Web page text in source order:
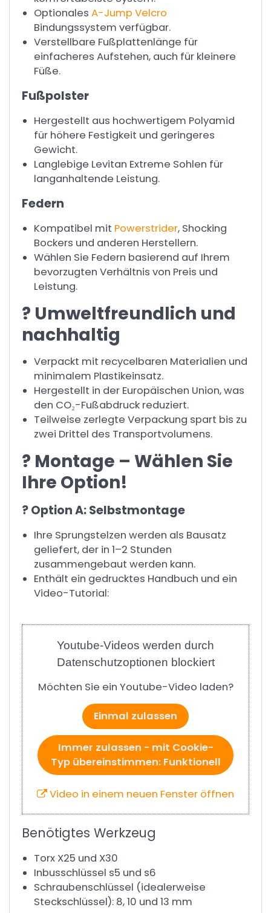
Optionales A-Jump Velcro
Bindungssystem verfügbar.
Verstellbare Fußplattenlänge für
einfacheres Aufstehen, auch für kleinere
Füße.
Fußpolster
Hergestellt aus hochwertigem Polyamid
für höhere Festigkeit und geringeres
Gewicht.
Langlebige Levitan Extreme Sohlen für
langanhaltende Leistung.
Federn
Kompatibel mit Powerstrider, Shocking
Bockers und anderen Herstellern.
Wählen Sie Federn basierend auf Ihrem
bevorzugten Verhältnis von Preis und
Leistung.
? Umweltfreundlich und
nachhaltig
Verpackt mit recycelbaren Materialien und
minimalem Plastikeinsatz.
Hergestellt in der Europäischen Union, was
den CO₂-Fußabdruck reduziert.
Teilweise zerlegte Verpackung spart bis zu
zwei Drittel des Transportvolumens.
? Montage – Wählen Sie
Ihre Option!
?️ Option A: Selbstmontage
Ihre Sprungstelzen werden als Bausatz
geliefert, der in 1–2 Stunden
zusammengebaut werden kann.
Enthält ein gedrucktes Handbuch und ein
Video-Tutorial:
Youtube-Videos werden durch
Datenschutzoptionen blockiert
Möchten Sie ein Youtube-Video laden?
Einmal zulassen
Immer zulassen - mit Cookie-
Typ übereinstimmen: Funktionell
Video in einem neuen Fenster öffnen
Benötigtes Werkzeug
Torx X25 und X30
Inbusschlüssel s5 und s6
Schraubenschlüssel (idealerweise
Steckschlüssel): 8, 10 und 13 mm